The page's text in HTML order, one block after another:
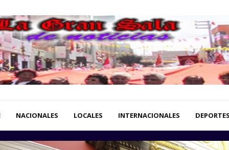
NACIONALES LOCALES INTERNACIONALES